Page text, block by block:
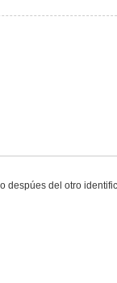
despúes del otro